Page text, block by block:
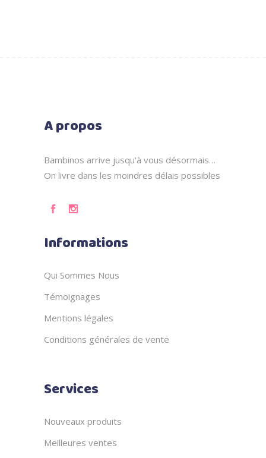
A propos
Bambinos arrive jusqu'à vous désormais…
On livre dans les moindres délais possibles
Informations
Qui Sommes Nous
Témoignages
Mentions légales
Conditions générales de vente
Services
Nouveaux produits
Meilleures ventes